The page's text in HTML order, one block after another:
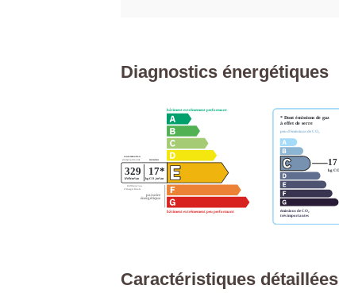
Diagnostics énergétiques
Caractéristiques détaillées